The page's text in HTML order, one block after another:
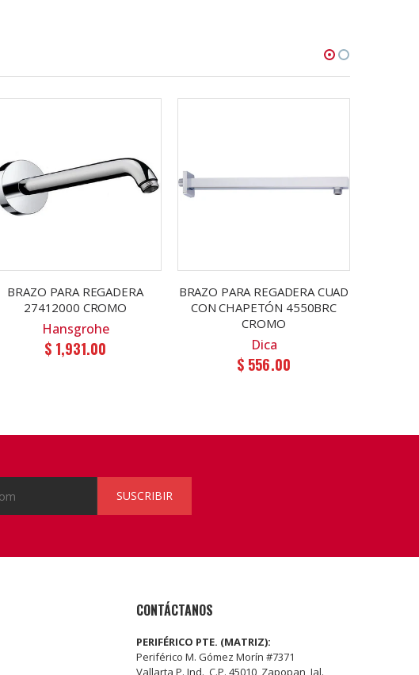
BRAZO PARA REGADERA
27412000 CROMO
Hansgrohe
$ 1,931.00
BRAZO PARA REGADERA CUAD
CON CHAPETÓN 4550BRC
CROMO
Dica
$ 556.00
SUSCRIBIR
CONTÁCTANOS
PERIFÉRICO PTE. (MATRIZ):
Periférico M. Gómez Morín #7371
Vallarta P. Ind., C.P. 45010, Zapopan, Jal.